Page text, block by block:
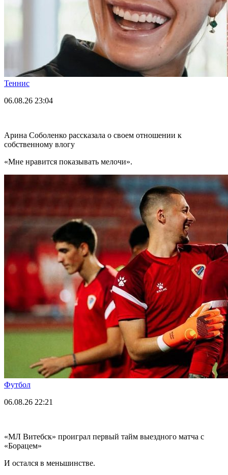
Теннис
06.08.26 23:04
Арина Соболенко рассказала о своем отношении к
собственному влогу
«Мне нравится показывать мелочи».
Футбол
06.08.26 22:21
«МЛ Витебск» проиграл первый тайм выездного матча с
«Борацем»
И остался в меньшинстве.